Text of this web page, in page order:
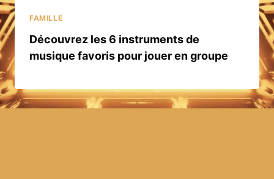
FAMILLE
Découvrez les 6 instruments de
musique favoris pour jouer en groupe